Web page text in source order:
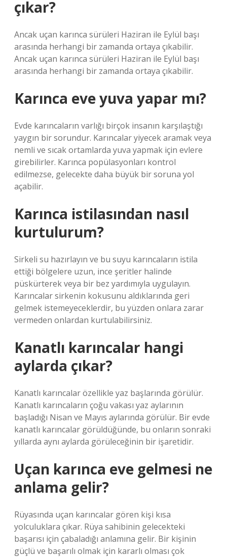
çıkar?
Ancak uçan karınca sürüleri Haziran ile Eylül başı
arasında herhangi bir zamanda ortaya çıkabilir.
Ancak uçan karınca sürüleri Haziran ile Eylül başı
arasında herhangi bir zamanda ortaya çıkabilir.
Karınca eve yuva yapar mı?
Evde karıncaların varlığı birçok insanın karşılaştığı
yaygın bir sorundur. Karıncalar yiyecek aramak veya
nemli ve sıcak ortamlarda yuva yapmak için evlere
girebilirler. Karınca popülasyonları kontrol
edilmezse, gelecekte daha büyük bir soruna yol
açabilir.
Karınca istilasından nasıl
kurtulurum?
Sirkeli su hazırlayın ve bu suyu karıncaların istila
ettiği bölgelere uzun, ince şeritler halinde
püskürterek veya bir bez yardımıyla uygulayın.
Karıncalar sirkenin kokusunu aldıklarında geri
gelmek istemeyeceklerdir, bu yüzden onlara zarar
vermeden onlardan kurtulabilirsiniz.
Kanatlı karıncalar hangi
aylarda çıkar?
Kanatlı karıncalar özellikle yaz başlarında görülür.
Kanatlı karıncaların çoğu vakası yaz aylarının
başladığı Nisan ve Mayıs aylarında görülür. Bir evde
kanatlı karıncalar görüldüğünde, bu onların sonraki
yıllarda aynı aylarda görüleceğinin bir işaretidir.
Uçan karınca eve gelmesi ne
anlama gelir?
Rüyasında uçan karıncalar gören kişi kısa
yolculuklara çıkar. Rüya sahibinin gelecekteki
başarısı için çabaladığı anlamına gelir. Bir kişinin
güçlü ve başarılı olmak için kararlı olması çok